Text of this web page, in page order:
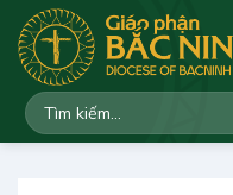
qua
dung